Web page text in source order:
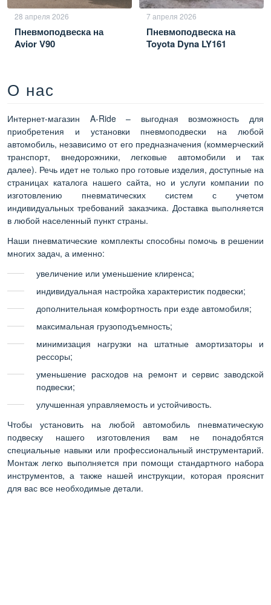
28 апреля 2026
Пневмоподвеска на
Avior V90
7 апреля 2026
Пневмоподвеска на
Toyota Dyna LY161
О нас
Интернет-магазин A-Ride – выгодная возможность для
приобретения и установки пневмоподвески на любой
автомобиль, независимо от его предназначения (коммерческий
транспорт, внедорожники, легковые автомобили и так
далее). Речь идет не только про готовые изделия, доступные на
страницах каталога нашего сайта, но и услуги компании по
изготовлению пневматических систем с учетом
индивидуальных требований заказчика. Доставка выполняется
в любой населенный пункт страны.
Наши пневматические комплекты способны помочь в решении
многих задач, а именно:
увеличение или уменьшение клиренса;
индивидуальная настройка характеристик подвески;
дополнительная комфортность при езде автомобиля;
максимальная грузоподъемность;
минимизация нагрузки на штатные амортизаторы и
рессоры;
уменьшение расходов на ремонт и сервис заводской
подвески;
улучшенная управляемость и устойчивость.
Чтобы установить на любой автомобиль пневматическую
подвеску нашего изготовления вам не понадобятся
специальные навыки или профессиональный инструментарий.
Монтаж легко выполняется при помощи стандартного набора
инструментов, а также нашей инструкции, которая прояснит
для вас все необходимые детали.